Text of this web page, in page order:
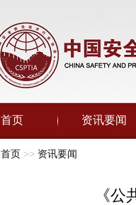
首页 资讯要闻
首页 >> 资讯要闻
《